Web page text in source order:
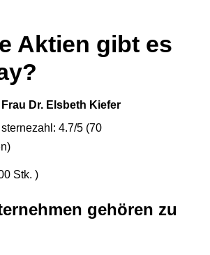
Aktien gibt es
Dr. Elsbeth Kiefer
sternezahl: 4.7/5 (70
)
Stk. )
gehören zu